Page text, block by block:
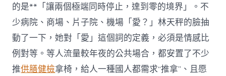
中
的是**「讓兩個極端同時停止，達到零的境界」。不
少病院、商場、片子院、機場「愛？」林天秤的臉抽
動了一下，她對「愛」這個詞的定義，必須是情感比
例對等。等人流量較年夜的公共場合，都安置了不少
推供膳健檢拿椅，給人一種國人都需求“推拿”、且愿